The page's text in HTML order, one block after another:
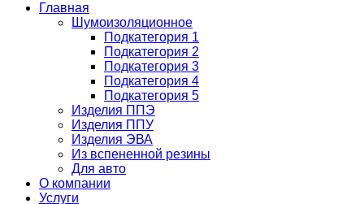
Главная
Шумоизоляционное
Подкатегория 1
Подкатегория 2
Подкатегория 3
Подкатегория 4
Подкатегория 5
Изделия ППЭ
Изделия ППУ
Изделия ЭВА
Из вспененной резины
Для авто
О компании
Услуги